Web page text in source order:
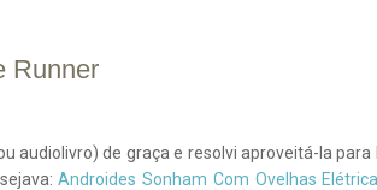
Runner
audiolivro) de graça e resolvi aproveitá-la para
Androides Sonham Com Ovelhas